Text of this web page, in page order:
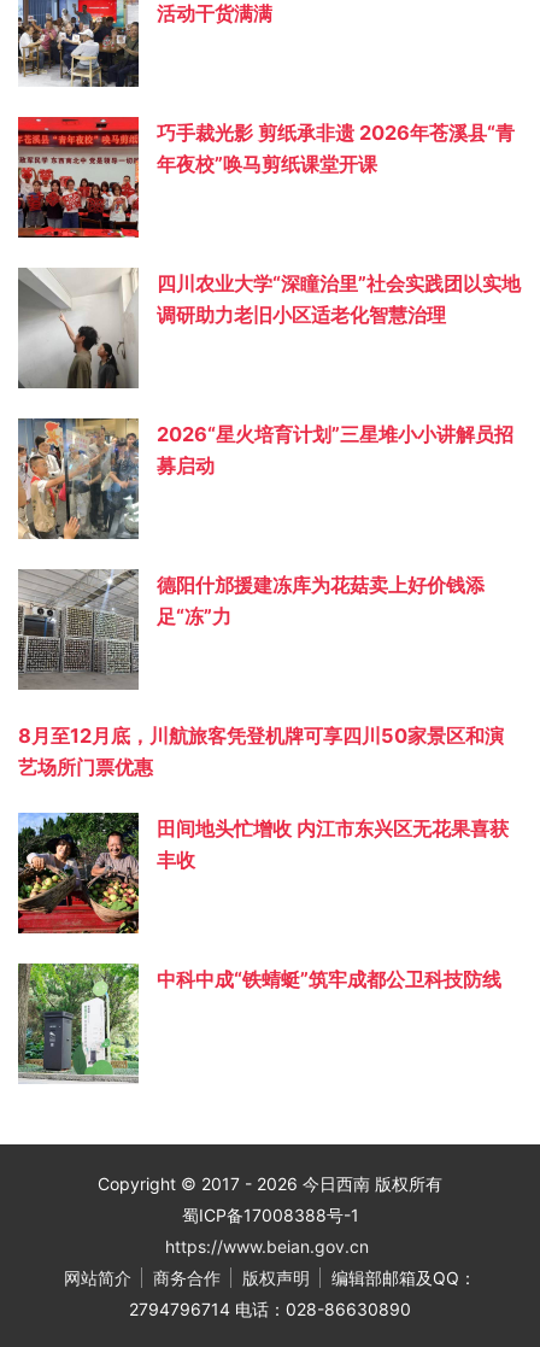
活动干货满满
巧手裁光影 剪纸承非遗 2026年苍溪县“青
年夜校”唤马剪纸课堂开课
四川农业大学“深瞳治里”社会实践团以实地
调研助力老旧小区适老化智慧治理
2026“星火培育计划”三星堆小小讲解员招
募启动
德阳什邡援建冻库为花菇卖上好价钱添
足“冻”力
8月至12月底，川航旅客凭登机牌可享四川50家景区和演
艺场所门票优惠
田间地头忙增收 内江市东兴区无花果喜获
丰收
中科中成“铁蜻蜓”筑牢成都公卫科技防线
Copyright © 2017 - 2026 今日西南 版权所有
蜀ICP备17008388号-1
https://www.beian.gov.cn
网站简介
商务合作 版权声明
编辑部邮箱及QQ：
2794796714 电话：028-86630890